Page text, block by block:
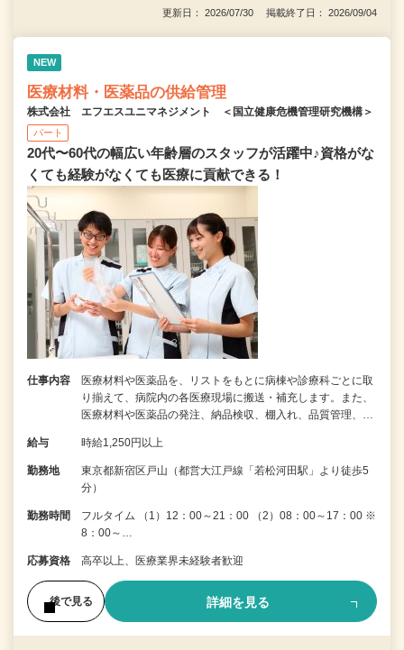
更新日： 2026/07/30 掲載終了日： 2026/09/04
NEW
医療材料・医薬品の供給管理
株式会社 エフエスユニマネジメント ＜国立健康危機管理研究機構＞
パート
20代〜60代の幅広い年齢層のスタッフが活躍中♪資格がな
くても経験がなくても医療に貢献できる！
仕事内容
医療材料や医薬品を、リストをもとに病棟や診療科ごとに取
り揃えて、病院内の各医療現場に搬送・補充します。また、
医療材料や医薬品の発注、納品検収、棚入れ、品質管理、…
給与 時給1,250円以上
勤務地
東京都新宿区戸山（都営大江戸線「若松河田駅」より徒歩5
分）
勤務時間
フルタイム （1）12：00～21：00 （2）08：00～17：00 ※
8：00～…
応募資格 高卒以上、医療業界未経験者歓迎
後で見る 詳細を見る